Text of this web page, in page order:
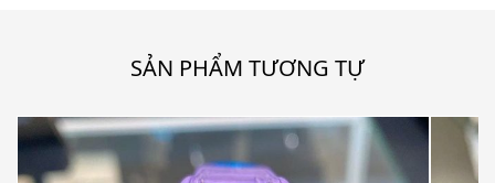
SẢN PHẨM TƯƠNG TỰ